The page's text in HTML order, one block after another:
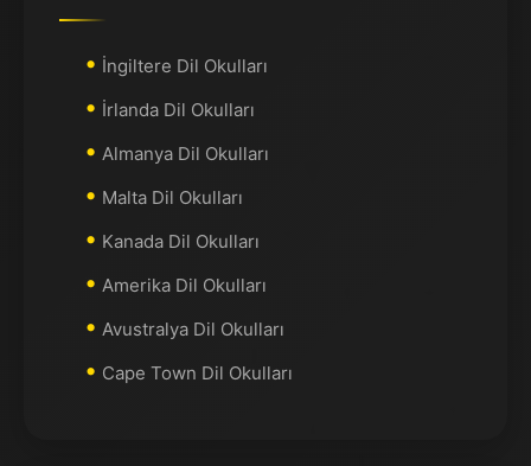
İngiltere Dil Okulları
İrlanda Dil Okulları
Almanya Dil Okulları
Malta Dil Okulları
Kanada Dil Okulları
Amerika Dil Okulları
Avustralya Dil Okulları
Cape Town Dil Okulları